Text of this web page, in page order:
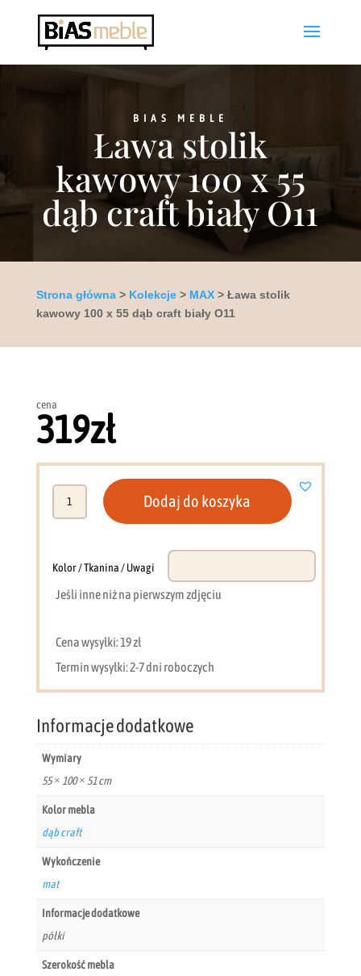
BIAS MEBLE
Ława stolik
kawowy 100 x 55
dąb craft biały O11
Strona główna> Kolekcje> MAX> Ława stolik
kawowy 100 x 55 dąb craft biały O11
cena
319zł
100
55
craft
biały
Dodaj do koszyka
Kolor / Tkanina / Uwagi
Jeśli inne niż na pierwszym zdjęciu
Cena wysyłki: 19 zł
Termin wysyłki: 2-7 dni roboczych
Informacje dodatkowe
Wymiary
55 × 100 × 51 cm
Kolor mebla
dąb craft
Wykończenie
mat
Informacje dodatkowe
półki
Szerokość mebla